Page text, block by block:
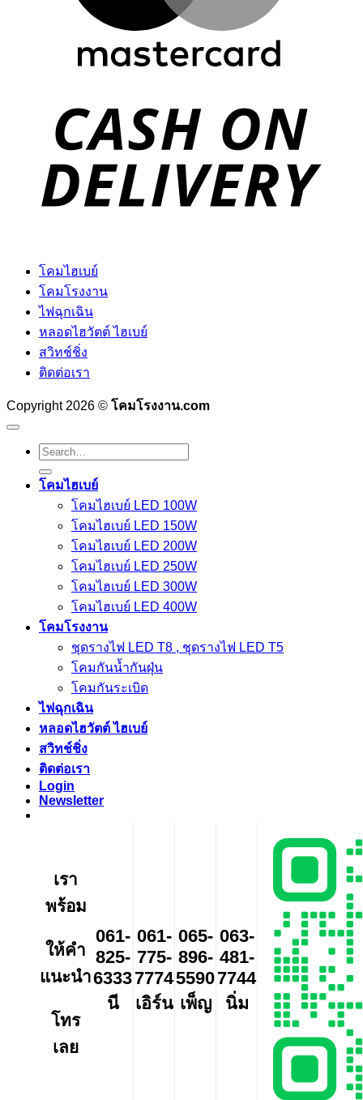
โคมไฮเบย์
โคมโรงงาน
ไฟฉุกเฉิน
หลอดไฮวัตต์ ไฮเบย์
สวิทช์ชิ่ง
ติดต่อเรา
Copyright 2026 © โคมโรงงาน.com
Search
for:
โคมไฮเบย์
โคมไฮเบย์ LED 100W
โคมไฮเบย์ LED 150W
โคมไฮเบย์ LED 200W
โคมไฮเบย์ LED 250W
โคมไฮเบย์ LED 300W
โคมไฮเบย์ LED 400W
โคมโรงงาน
ชุดรางไฟ LED T8 , ชุดรางไฟ LED T5
โคมกันน้ำกันฝุ่น
โคมกันระเบิด
ไฟฉุกเฉิน
หลอดไฮวัตต์ ไฮเบย์
สวิทช์ชิ่ง
ติดต่อเรา
Login
Newsletter
เรา
พร้อม
ให้คำ
แนะนำ
โทร
เลย
061-
825-
6333
นี
061-
775-
7774
เอิร์น
065-
896-
5590
เพ็ญ
063-
481-
7744
นิ่ม